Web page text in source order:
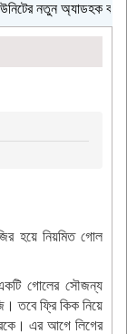
নতুন অ্যাডহক কমিটি
হয়ে নিয়মিত গোল
একটি গোলের সৌজন্য
তবে ফ্রি কিক নিয়ে
এর আগে লিগের